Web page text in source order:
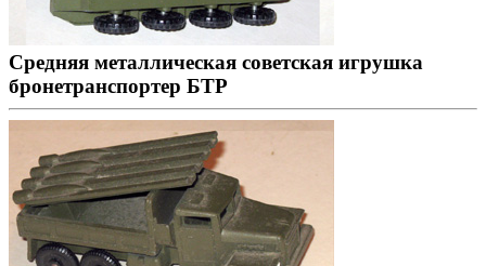
Средняя металлическая советская игрушка
бронетранспортер БТР